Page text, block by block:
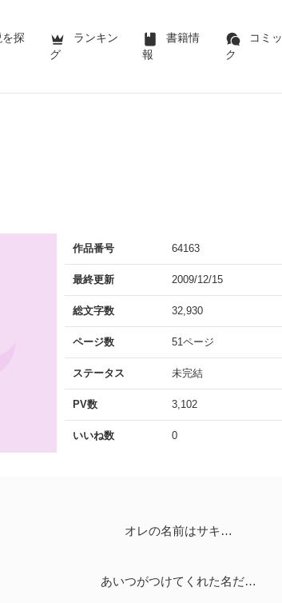
探
ランキン
グ
書籍情
報
コミッ
ク
作品番号 64163
最終更新 2009/12/15
総文字数 32,930
ページ数 51ページ
ステータス 未完結
PV数 3,102
いいね数 0
オレの名前はサキ…
あいつがつけてくれた名だ…